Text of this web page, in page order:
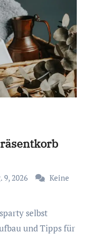
9, 2026
Keine
und Tipps für